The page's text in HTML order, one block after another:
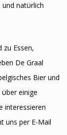
und natϋrlich
zu Essen,
De Graal
Bier und
ϋber einige
interessieren
uns per E-Mail